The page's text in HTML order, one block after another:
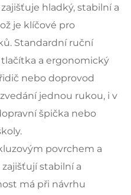
hladký, stabilní a
je klíčové pro
Standardní ruční
a ergonomický
nebo doprovod
jednou rukou, i v
špička nebo
povrchem a
stabilní a
má při návrhu